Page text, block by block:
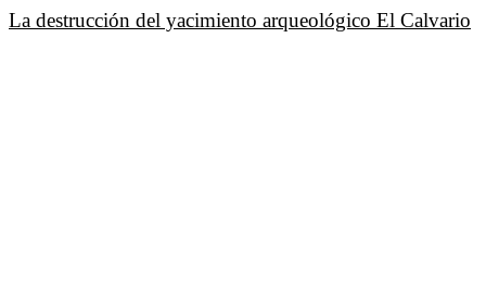
La destrucción del yacimiento arqueológico El Calvario